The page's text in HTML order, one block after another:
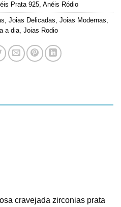
Prata 925, Anéis Ródio
, Joias Delicadas, Joias Modernas,
a dia, Joias Rodio
cravejada zirconias prata